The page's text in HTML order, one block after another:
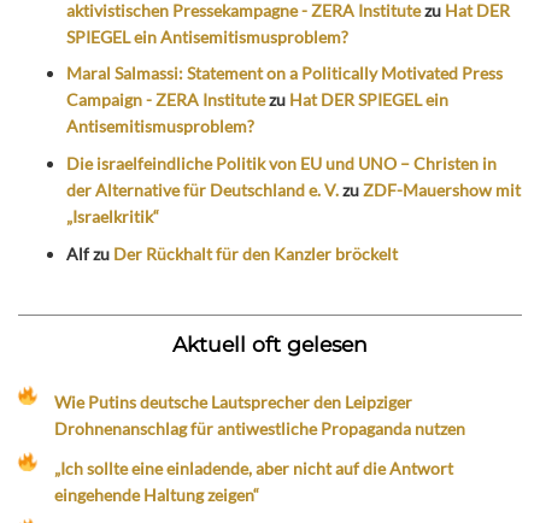
aktivistischen Pressekampagne - ZERA Institutezu Hat DER
SPIEGEL ein Antisemitismusproblem?
Maral Salmassi: Statement on a Politically Motivated Press
Campaign - ZERA Institutezu Hat DER SPIEGEL ein
Antisemitismusproblem?
Die israelfeindliche Politik von EU und UNO – Christen in
der Alternative für Deutschland e. V.zuZDF-Mauershow mit
„Israelkritik“
Alfzu Der Rückhalt für den Kanzler bröckelt
Aktuell oft gelesen
Wie Putins deutsche Lautsprecher den Leipziger
Drohnenanschlag für antiwestliche Propaganda nutzen
„Ich sollte eine einladende, aber nicht auf die Antwort
eingehende Haltung zeigen“